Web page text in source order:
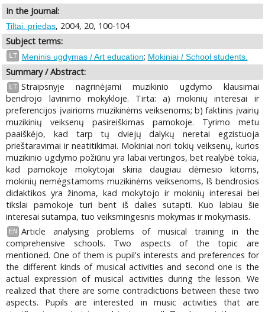
In the Journal:
Tiltai. priedas, 2004, 20, 100-104
Subject terms:
LT Meninis ugdymas / Art education; Mokiniai / School students.
Summary / Abstract:
LT Straipsnyje nagrinėjami muzikinio ugdymo klausimai
bendrojo lavinimo mokykloje. Tirta: a) mokinių interesai ir
preferencijos įvairioms muzikinėms veiksenoms; b) faktinis įvairių
muzikinių veiksenų pasireiškimas pamokoje. Tyrimo metu
paaiškėjo, kad tarp tų dviejų dalykų neretai egzistuoja
prieštaravimai ir neatitikimai. Mokiniai nori tokių veiksenų, kurios
muzikinio ugdymo požiūriu yra labai vertingos, bet realybė tokia,
kad pamokoje mokytojai skiria daugiau dėmesio kitoms,
mokinių nemėgstamoms muzikinėms veiksenoms, lš bendrosios
didaktikos yra žinoma, kad mokytojo ir mokinių interesai bei
tikslai pamokoje turi bent iš dalies sutapti. Kuo labiau šie
interesai sutampa, tuo veiksmingesnis mokymas ir mokymasis.
EN
Article analysing problems of musical training in the
comprehensive schools. Two aspects of the topic are
mentioned. One of them is pupil's interests and preferences for
the different kinds of musical activities and second one is the
actual expression of musical activities during the lesson. We
realized that there are some contradictions between these two
aspects. Pupils are interested in music activities that are